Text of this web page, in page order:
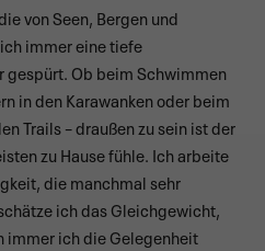
von Seen, Bergen und
immer eine tiefe
gespürt. Ob beim Schwimmen
in den Karawanken oder beim
Trails – draußen zu sein ist der
zu Hause fühle. Ich arbeite
die manchmal sehr
ich das Gleichgewicht,
immer ich die Gelegenheit